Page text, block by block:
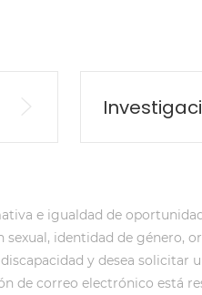
e igualdad de
identidad de
y desea
de correo electrónico está